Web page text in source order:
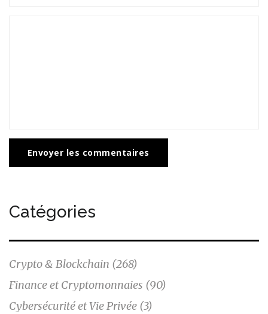
Envoyer les commentaires
Catégories
Crypto & Blockchain (268)
Finance et Cryptomonnaies (90)
Cybersécurité et Vie Privée (3)